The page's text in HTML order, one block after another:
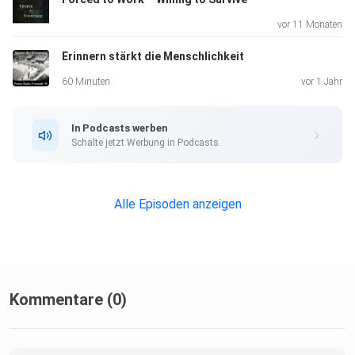
KZ-Gedenkstätte Mauthausen, der über die Rolle von
pädagogischen Praxis spricht.
Cluster-Leiterin der Brucknerschule Linz, die Einblicke in die
Gedenkstätte
vor 11 Monaten
Erinnern stärkt die Menschlichkeit
60 Minuten vor 1 Jahr
In Podcasts werben
Schalte jetzt Werbung in Podcasts.
Alle Episoden anzeigen
Kommentare (0)